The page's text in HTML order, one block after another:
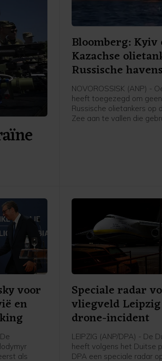
Bloomberg:
Kazachse
Russische havens
NOVOROSSISK (ANP) -
heeft toegezegd om
Russische olietankers op
Zee aan te vallen die
Novorossisk voor de
voor
en
als
Speciale radar
vliegveld
drone-incident
LEIPZIG (ANP/DPA) - De
heeft volgens het Duitse
DPA een speciale radar